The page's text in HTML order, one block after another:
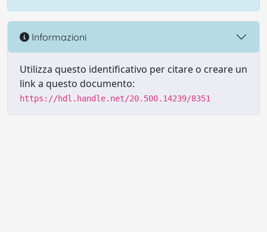
Informazioni
Utilizza questo identificativo per citare o creare un
link a questo documento:
https://hdl.handle.net/20.500.14239/8351